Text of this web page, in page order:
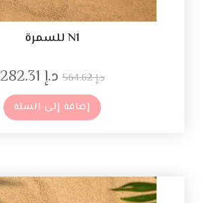
N1 للسمرة
د.إ564.62 د.إ
إضافة إلى السلة